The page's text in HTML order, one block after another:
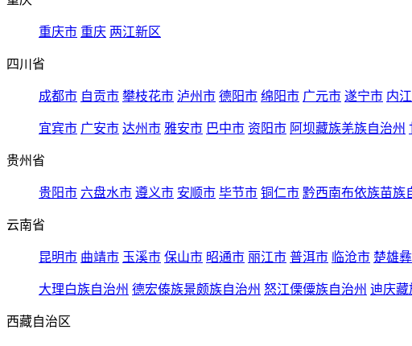
重庆市 重庆 两江新区
四川省
成都市 自贡市 攀枝花市 泸州市 德阳市 绵阳市 广元市 遂宁市 内
宜宾市 广安市 达州市 雅安市 巴中市 资阳市 阿坝藏族羌族自治州
贵州省
贵阳市 六盘水市 遵义市 安顺市 毕节市 铜仁市 黔西南布依族苗族
云南省
昆明市 曲靖市 玉溪市 保山市 昭通市 丽江市 普洱市 临沧市 楚雄
大理白族自治州 德宏傣族景颇族自治州 怒江傈僳族自治州 迪庆藏
西藏自治区